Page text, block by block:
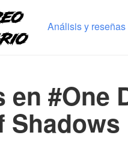
Análisis y reseñas
en #One
Shadows